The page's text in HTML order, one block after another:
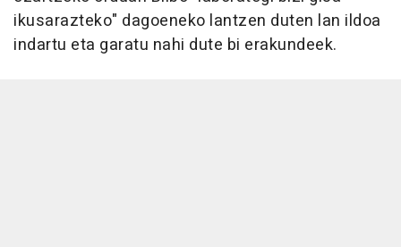
ikusarazteko" dagoeneko lantzen duten lan ildoa
indartu eta garatu nahi dute bi erakundeek.